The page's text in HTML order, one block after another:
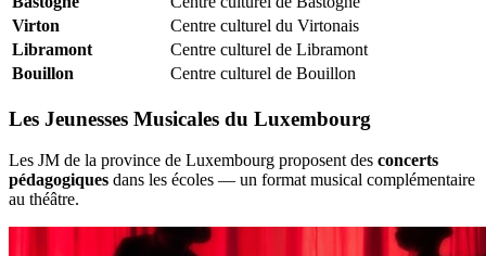
Virton
Centre culturel du Virtonais
Libramont
Centre culturel de Libramont
Bouillon
Centre culturel de Bouillon
Les Jeunesses Musicales du Luxembourg
Les JM de la province de Luxembourg proposent des concerts
pédagogiques dans les écoles — un format musical complémentaire
au théâtre.